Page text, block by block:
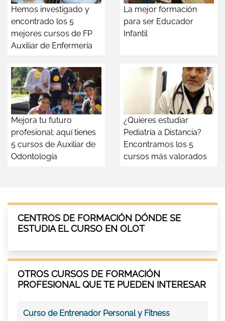
Hemos investigado y
encontrado los 5
mejores cursos de FP
Auxiliar de Enfermería
La mejor formación
para ser Educador
Infantil
Mejora tu futuro
profesional: aquí tienes
5 cursos de Auxiliar de
Odontología
¿Quieres estudiar
Pediatría a Distancia?
Encontramos los 5
cursos más valorados
CENTROS DE FORMACIÓN DÓNDE SE
ESTUDIA EL CURSO EN OLOT
OTROS CURSOS DE FORMACIÓN
PROFESIONAL QUE TE PUEDEN INTERESAR
Curso de Entrenador Personal y Fitness